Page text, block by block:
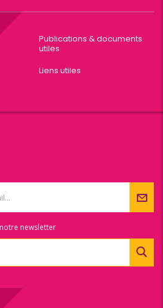
Publications & documents
utiles
Liens utiles
newsletter